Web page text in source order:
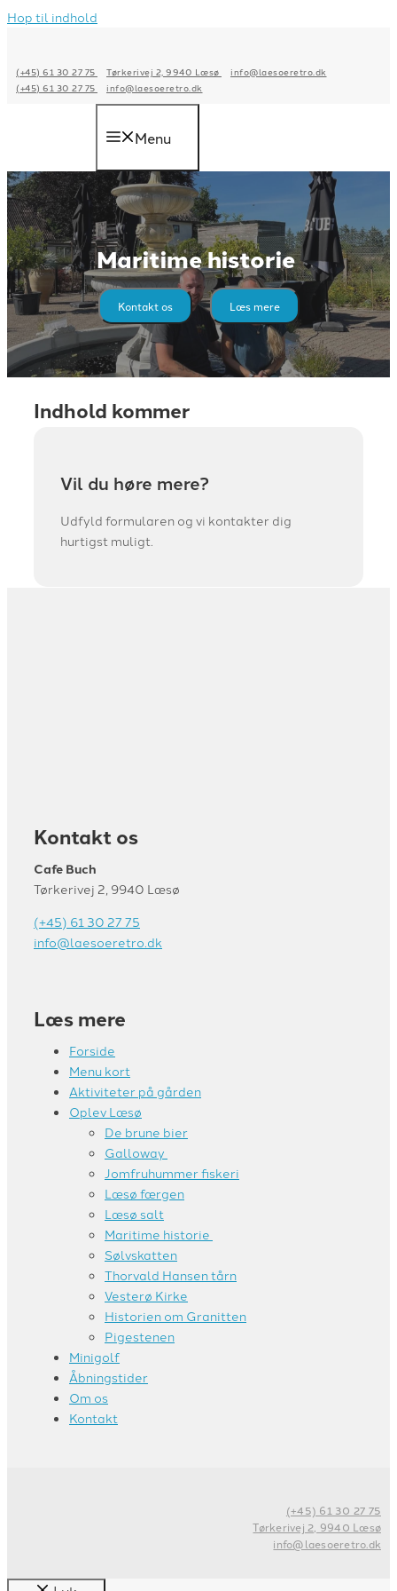
Hop til indhold
(+45) 61 30 27 75 Tørkerivej 2, 9940 Læsø
info@laesoeretro.dk
(+45) 61 30 27 75
info@laesoeretro.dk
Menu
Maritime historie
Kontakt os Læs mere
Indhold kommer
Vil du høre mere?
Udfyld formularen og vi kontakter dig
hurtigst muligt.
Kontakt os
Cafe Buch
Tørkerivej 2, 9940 Læsø
(+45) 61 30 27 75
info@laesoeretro.dk
Læs mere
Forside
Menu kort
Aktiviteter på gården
Oplev Læsø
De brune bier
Galloway
Jomfruhummer fiskeri
Læsø færgen
Læsø salt
Maritime historie
Sølvskatten
Thorvald Hansen tårn
Vesterø Kirke
Historien om Granitten
Pigestenen
Minigolf
Åbningstider
Om os
Kontakt
(+45) 61 30 27 75
Tørkerivej 2, 9940 Læsø
info@laesoeretro.dk